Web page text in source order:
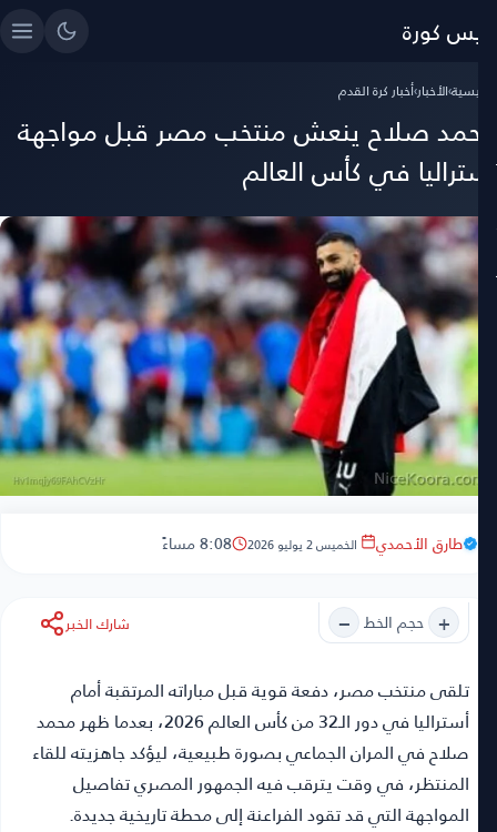
كورة
›الأخبار›أخبار كرة القدم
صلاح ينعش منتخب مصر قبل مواجهة
في كأس العالم
طارق الأحمدي الخميس 2 يوليو 2026 8:08 مساءً
+ حجم الخط − شارك الخبر
تلقى منتخب مصر، دفعة قوية قبل مباراته المرتقبة أمام
أستراليا في دور الـ32 من كأس العالم 2026، بعدما ظهر محمد
صلاح في المران الجماعي بصورة طبيعية، ليؤكد جاهزيته للقاء
المنتظر، في وقت يترقب فيه الجمهور المصري تفاصيل
المواجهة التي قد تقود الفراعنة إلى محطة تاريخية جديدة.